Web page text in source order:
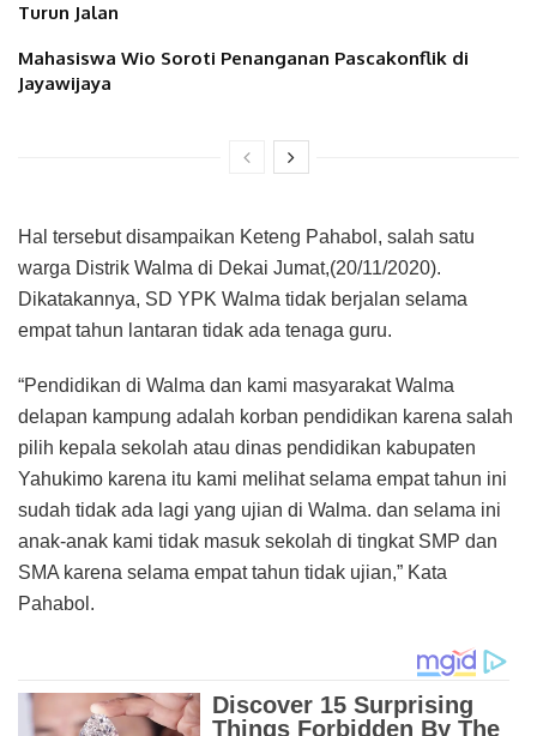
Turun Jalan
Mahasiswa Wio Soroti Penanganan Pascakonflik di
Jayawijaya
Hal tersebut disampaikan Keteng Pahabol, salah satu
warga Distrik Walma di Dekai Jumat,(20/11/2020).
Dikatakannya, SD YPK Walma tidak berjalan selama
empat tahun lantaran tidak ada tenaga guru.
“Pendidikan di Walma dan kami masyarakat Walma
delapan kampung adalah korban pendidikan karena salah
pilih kepala sekolah atau dinas pendidikan kabupaten
Yahukimo karena itu kami melihat selama empat tahun ini
sudah tidak ada lagi yang ujian di Walma. dan selama ini
anak-anak kami tidak masuk sekolah di tingkat SMP dan
SMA karena selama empat tahun tidak ujian,” Kata
Pahabol.